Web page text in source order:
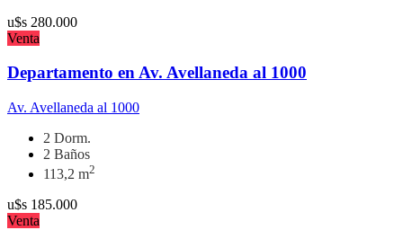
u$s 280.000
Venta
Departamento en Av. Avellaneda al 1000
Av. Avellaneda al 1000
2 Dorm.
2 Baños
113,2 m2
u$s 185.000
Venta